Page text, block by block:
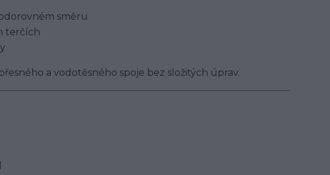
směru
terčích
a vodotěsného spoje bez složitých úprav.